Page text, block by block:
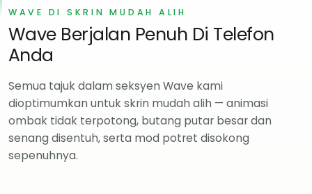
WAVE DI SKRIN MUDAH ALIH
Wave Berjalan Penuh Di Telefon
Anda
Semua tajuk dalam seksyen Wave kami
dioptimumkan untuk skrin mudah alih — animasi
ombak tidak terpotong, butang putar besar dan
senang disentuh, serta mod potret disokong
sepenuhnya.